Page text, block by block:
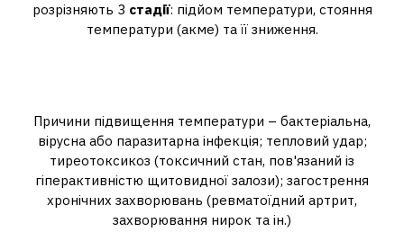
розрізняють 3 стадії: підйом температури, стояння
температури (акме) та її зниження.
Причини підвищення температури – бактеріальна,
вірусна або паразитарна інфекція; тепловий удар;
тиреотоксикоз (токсичний стан, пов'язаний із
гіперактивністю щитовидної залози); загострення
хронічних захворювань (ревматоїдний артрит,
захворювання нирок та ін.)